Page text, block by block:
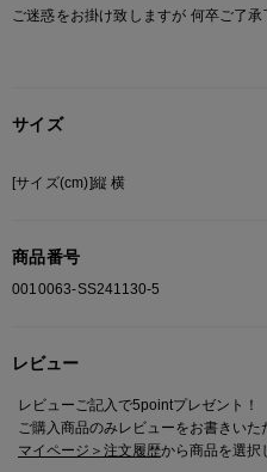
ご迷惑をお掛け致しますが 何卒ご了承
サイズ
[サイズ(cm)]縦 横
商品番号
0010063-SS241130-5
レビュー
レビューご記入で5pointプレゼント！
ご購入商品のみレビューをお書きいた
マイページ＞注文履歴から商品を選